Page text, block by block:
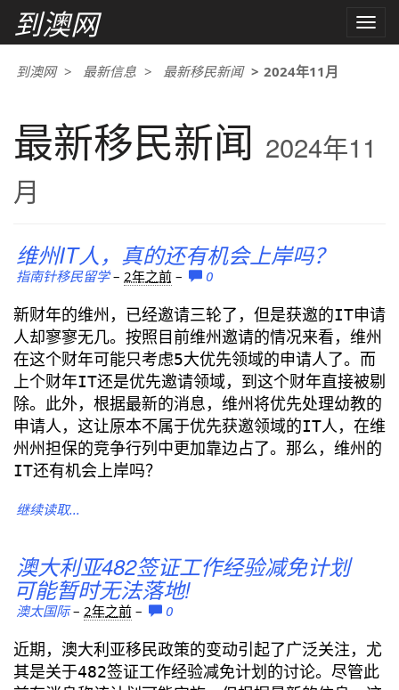
到澳网
Toggle
到澳网 最新信息 最新移民新闻 2024年11月
最新移民新闻 2024年11
月
维州IT人，真的还有机会上岸吗？
指南针移民留学– 2年之前 – 0
新财年的维州，已经邀请三轮了，但是获邀的IT申请
人却寥寥无几。按照目前维州邀请的情况来看，维州
在这个财年可能只考虑5大优先领域的申请人了。而
上个财年IT还是优先邀请领域，到这个财年直接被剔
除。此外，根据最新的消息，维州将优先处理幼教的
申请人，这让原本不属于优先获邀领域的IT人，在维
州州担保的竞争行列中更加靠边占了。那么，维州的
IT还有机会上岸吗？
继续读取...
澳大利亚482签证工作经验减免计划
可能暂时无法落地!
澳太国际– 2年之前 – 0
近期，澳大利亚移民政策的变动引起了广泛关注，尤
其是关于482签证工作经验减免计划的讨论。尽管此